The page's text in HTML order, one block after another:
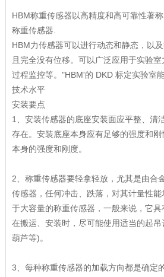
HBM称重传感器以高精度和高可靠性著
称重传感器.
HBM力传感器可以进行动态和静态，以
且完全没有位移。可以广泛应用于实验
过程监控等。"HBM'的 DKD 标定实验室
技术水平
安装要点
1、安装传感器的底座安装面应平整、清
存在。安装底座本身应有足够的强度和
本身的强度和刚度。
2、称重传感器要轻拿轻放，尤其是由合
传感器，任何冲击、跌落，对其计量性
于大容量的称重传感器，一般来说，它
在搬运、安装时，尽可能使用适当的起
葫芦等)。
3、每种称重传感器的加载方向都是确定